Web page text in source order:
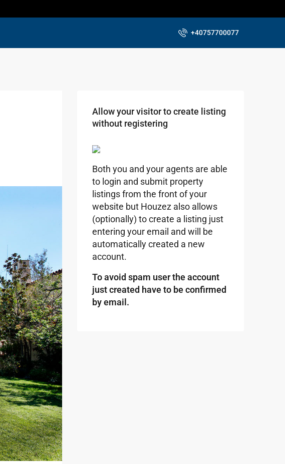
+40757700077
Allow your visitor to create listing
without registering
Both you and your agents are able
to login and submit property
listings from the front of your
website but Houzez also allows
(optionally) to create a listing just
entering your email and will be
automatically created a new
account.
To avoid spam user the account
just created have to be confirmed
by email.